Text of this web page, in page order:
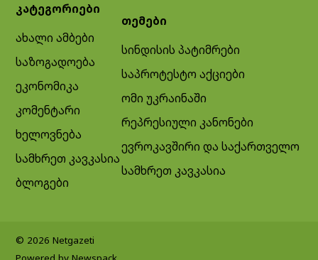
კატეგორიები
ახალი ამბები
საზოგადოება
ეკონომიკა
კომენტარი
ხელოვნება
სამხრეთ კავკასია
ბლოგები
თემები
სინდისის პატიმრები
საპროტესტო აქციები
ომი უკრაინაში
რეპრესიული კანონები
ევროკავშირი და საქართველო
სამხრეთ კავკასია
© 2026 Netgazeti